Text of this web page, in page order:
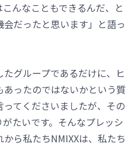
んなこともできるんだ、と
だったと思います」と語っ
グループであるだけに、ヒ
ったのではないかという質
てくださいましたが、その
たいです。そんなプレッシ
ら私たちNMIXXは、私たち